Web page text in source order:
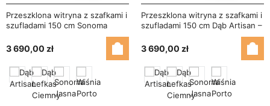
Przeszklona witryna z szafkami i
szufladami 150 cm Sonoma
3 690,00 zł
Przeszklona witryna z szafkami i
szufladami 150 cm Dąb Artisan –
3 690,00 zł